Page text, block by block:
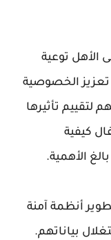
الأهل توعية
تعزيز الخصوصية
لتقييم تأثيرها
كيفية
الأهمية.
أنظمة آمنة
بياناتهم.